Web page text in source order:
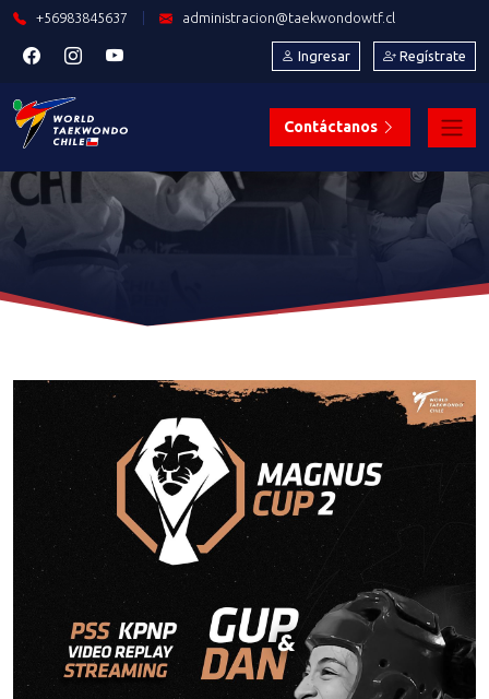
+56983845637 administracion@taekwondowtf.cl
Ingresar Regístrate
Contáctanos